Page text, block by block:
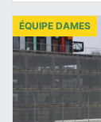
ÉQUIPE DAMES